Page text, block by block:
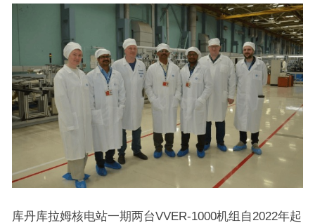
库丹库拉姆核电站一期两台VVER-1000机组自2022年起